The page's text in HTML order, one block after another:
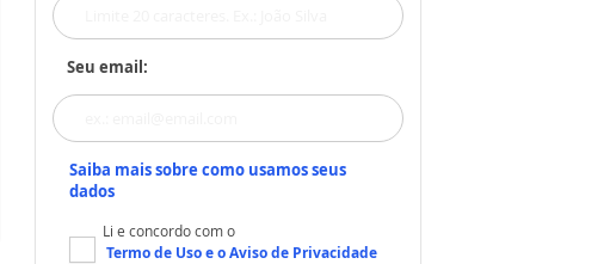
Seu email:
Saiba mais sobre como usamos seus
dados
Li e concordo com o
Termo de Usoe oAviso de Privacidade